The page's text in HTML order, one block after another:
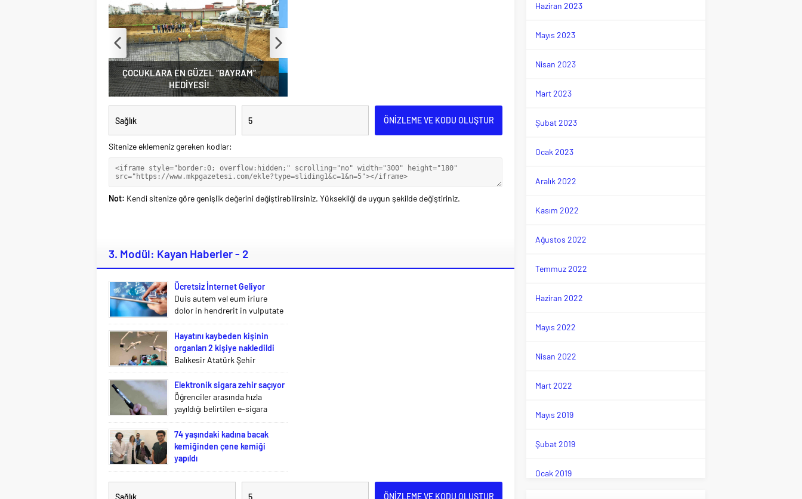
Sitenize eklemeniz gereken kodlar:
Not: Kendi sitenize göre genişlik değerini değiştirebilirsiniz. Yüksekliği de uygun şekilde değiştiriniz.
3. Modül: Kayan Haberler - 2
Haziran 2023
Mayıs 2023
Nisan 2023
Mart 2023
Şubat 2023
Ocak 2023
Aralık 2022
Kasım 2022
Ağustos 2022
Temmuz 2022
Haziran 2022
Mayıs 2022
Nisan 2022
Mart 2022
Mayıs 2019
Şubat 2019
Ocak 2019